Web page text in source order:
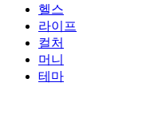
헬스
라이프
컬처
머니
테마